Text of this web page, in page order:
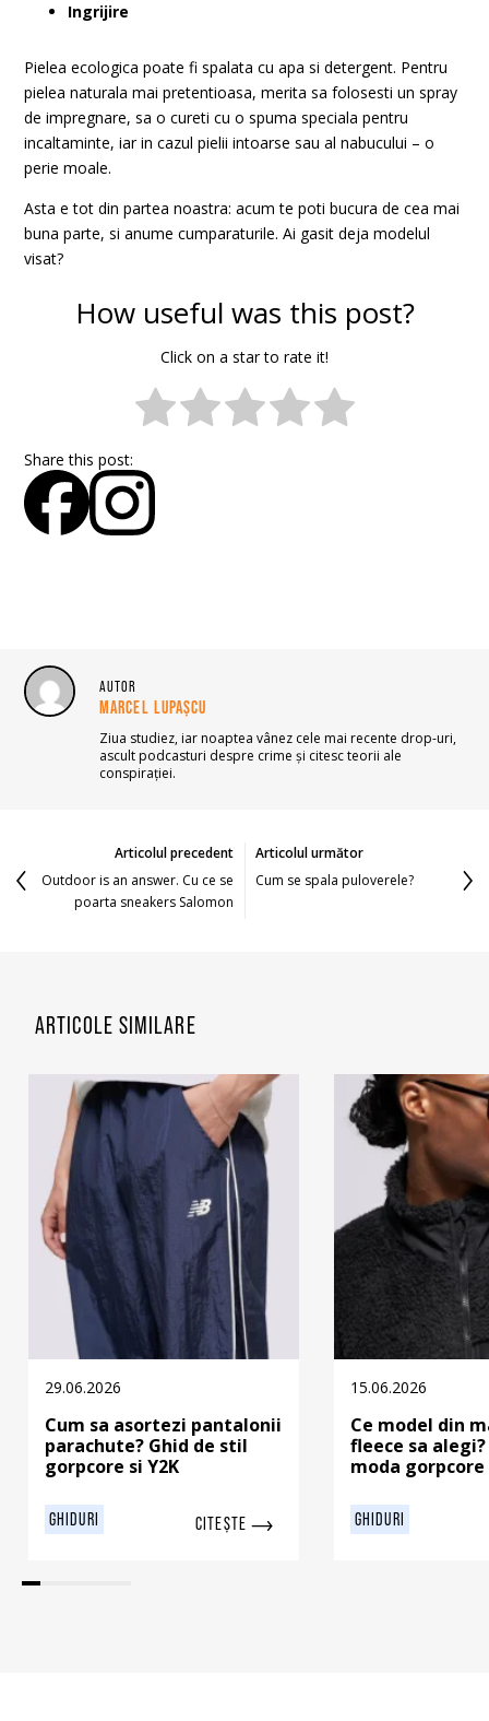
Ingrijire
Pielea ecologica poate fi spalata cu apa si detergent. Pentru
pielea naturala mai pretentioasa, merita sa folosesti un spray
de impregnare, sa o cureti cu o spuma speciala pentru
incaltaminte, iar in cazul pielii intoarse sau al nabucului – o
perie moale.
Asta e tot din partea noastra: acum te poti bucura de cea mai
buna parte, si anume cumparaturile. Ai gasit deja modelul
visat?
How useful was this post?
Click on a star to rate it!
Share this post:
AUTOR
MARCEL LUPAȘCU
Ziua studiez, iar noaptea vânez cele mai recente drop-uri,
ascult podcasturi despre crime și citesc teorii ale
conspirației.
Articolul precedent
Outdoor is an answer. Cu ce se
poarta sneakers Salomon
Articolul următor
Cum se spala puloverele?
ARTICOLE SIMILARE
29.06.2026
Cum sa asortezi pantalonii
parachute? Ghid de stil
gorpcore si Y2K
GHIDURI CITEȘTE
15.06.2026
Ce model din
fleece sa
moda
GHIDURI